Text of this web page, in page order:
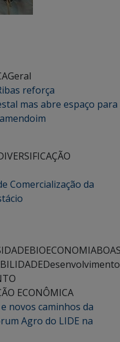
Geral
reforça
mas abre espaço para
Comercialização da
BIOECONOMIA
Desenvolvimento
ECONÔMICA
novos caminhos da
Agro do LIDE na